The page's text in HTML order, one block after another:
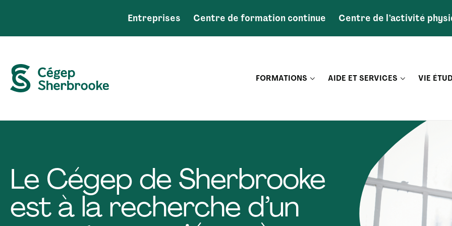
Entreprises Centre de formation continue Centre de l’activité
FORMATIONS AIDE ET SERVICES VIE
Le Cégep de Sherbrooke
est à la recherche d’un